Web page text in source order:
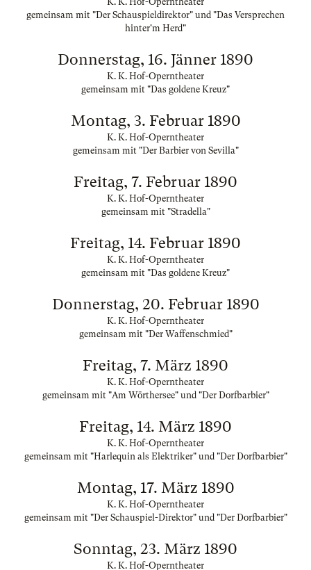
gemeinsam mit "Der Schauspieldirektor" und "Das Versprechen
hinter'm Herd"
Donnerstag, 16. Jänner 1890
K. K. Hof-Operntheater
gemeinsam mit "Das goldene Kreuz"
Montag, 3. Februar 1890
K. K. Hof-Operntheater
gemeinsam mit "Der Barbier von Sevilla"
Freitag, 7. Februar 1890
K. K. Hof-Operntheater
gemeinsam mit "Stradella"
Freitag, 14. Februar 1890
K. K. Hof-Operntheater
gemeinsam mit "Das goldene Kreuz"
Donnerstag, 20. Februar 1890
K. K. Hof-Operntheater
gemeinsam mit "Der Waffenschmied"
Freitag, 7. März 1890
K. K. Hof-Operntheater
gemeinsam mit "Am Wörthersee" und "Der Dorfbarbier"
Freitag, 14. März 1890
K. K. Hof-Operntheater
gemeinsam mit "Harlequin als Elektriker" und "Der Dorfbarbier"
Montag, 17. März 1890
K. K. Hof-Operntheater
gemeinsam mit "Der Schauspiel-Direktor" und "Der Dorfbarbier"
Sonntag, 23. März 1890
K. K. Hof-Operntheater